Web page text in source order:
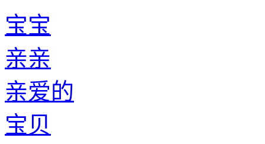
宝宝
亲亲
亲爱的
宝贝